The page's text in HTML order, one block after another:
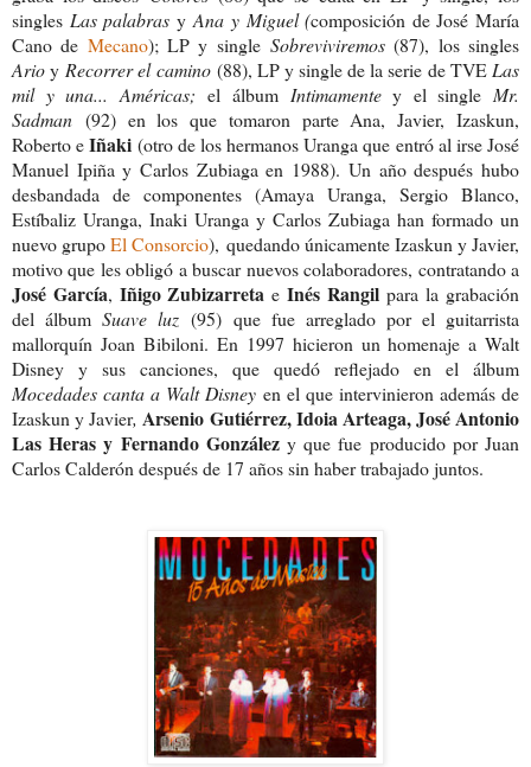
singles Las palabras yAna y Miguel (composición de José María
Cano de Mecano); LP y singleSobreviviremos(87), los singles
Arioy Recorrer el camino (88), LP y single de la serie de TVE Las
mil y una... Américas;el álbum Intimamentey el single Mr.
Sadman (92) en los que tomaron parte Ana, Javier, Izaskun,
Roberto eIñaki (otro de los hermanos Uranga que entró al irse José
Manuel Ipiña y Carlos Zubiaga en 1988). Un año después hubo
desbandada de componentes (Amaya Uranga, Sergio Blanco,
Estíbaliz Uranga, Inaki Uranga y Carlos Zubiaga han formado un
nuevo grupoEl Consorcio), quedando únicamente Izaskun y Javier,
motivo que les obligó a buscar nuevos colaboradores, contratando a
José García, Iñigo Zubizarretae Inés Rangilpara la grabación
del álbumSuave luz (95) que fue arreglado por el guitarrista
mallorquín Joan Bibiloni.En 1997 hicieron un homenaje a Walt
Disney y sus canciones, que quedó reflejado en el álbum
Mocedades canta a Walt Disney en el que intervinieron además de
Izaskun yJavier, Arsenio Gutiérrez, Idoia Arteaga, José Antonio
Las Heras y Fernando González y que fue producido por Juan
Carlos Calderón después de 17 años sin haber trabajado juntos.